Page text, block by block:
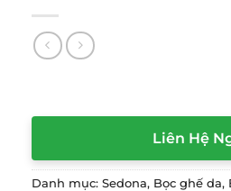
Liên Hệ
Danh mục: Sedona, Bọc ghế da,